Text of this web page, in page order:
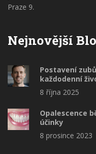
Praze 9.
Nejnovější
Postavení
každodenní
8 října 2025
Opalescence
účinky
8 prosince 2023